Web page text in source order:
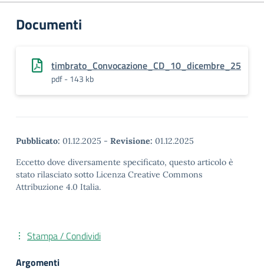
Documenti
timbrato_Convocazione_CD_10_dicembre_25
pdf - 143 kb
Pubblicato: 01.12.2025 - Revisione: 01.12.2025
Eccetto dove diversamente specificato, questo articolo è
stato rilasciato sotto Licenza Creative Commons
Attribuzione 4.0 Italia.
Stampa / Condividi
Argomenti